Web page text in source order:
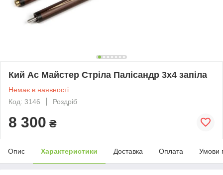
Кий Ас Майстер Стріла Палісандр 3х4 запіла
Немає в наявності
Код: 3146
Роздріб
8 300 ₴
Опис Характеристики Доставка Оплата Умови